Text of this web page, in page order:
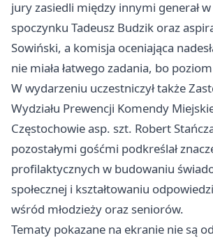
jury zasiedli między innymi generał
spoczynku Tadeusz Budzik oraz
Sowiński, a komisja oceniająca
nie miała łatwego zadania, bo
W wydarzeniu uczestniczył także
Wydziału Prewencji Komendy
Częstochowie asp. szt. Robert
pozostałymi gośćmi podkreślał
profilaktycznych w budowaniu
społecznej i kształtowaniu
wśród młodzieży oraz seniorów.
Tematy pokazane na ekranie nie są